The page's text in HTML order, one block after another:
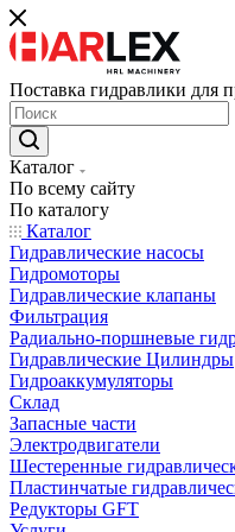
Поставка гидравлики для
Каталог
По всему сайту
По каталогу
Каталог
Гидравлические насосы
Гидромоторы
Гидравлические клапаны
Фильтрация
Радиально-поршневые
Гидравлические Цилиндры
Гидроаккумуляторы
Склад
Запасные части
Электродвигатели
Шестеренные
Пластинчатые
Редукторы GFT